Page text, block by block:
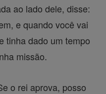
ao lado dele, disse:
e quando você vai
tinha dado um tempo
missão.
o rei aprova, posso